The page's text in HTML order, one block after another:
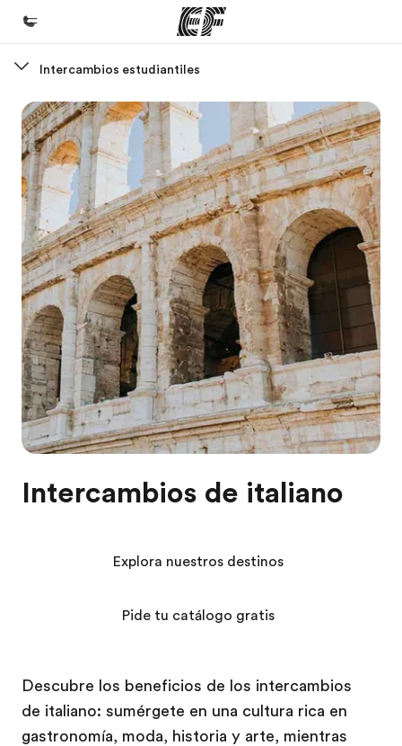
Bienvenido a EF
Programas
Ver todo lo que hacemos
Oficinas
Encuentra una oficina
Sobre nosotros
Quiénes somos
Trabajos
Únete al equipo
Intercambios estudiantiles
Intercambios de italiano
Descubre los beneficios de los intercambios
de italiano: sumérgete en una cultura rica en
gastronomía, moda, historia y arte, mientras
Explora nuestros destinos
Pide tu catálogo gratis